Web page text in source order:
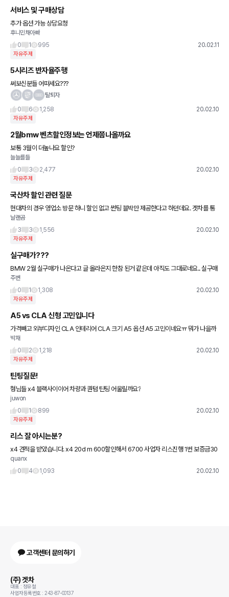
서비스 및 구매상담
추가 옵션 가능 상담요청
후니민채아빠
0
1 995 20.02.11
자유주제
5시리즈 반자율주행
써보신분들 어떠세요???
탈퇴자
0
6 1,258 20.02.10
자유주제
2월bmw 벤츠할인정보는 언제쯤나올까요
보통 3월이 더높나요 할인?
늘늘를들
0
3 2,477 20.02.10
자유주제
국산차 할인 관련 질문
현대차의 경우 영업소 방문 하니 할인 없고 썬팅 블박만 제공한다고 하던데요. 겟차를 통
해 구매시 썬팅 블박해주고 2\% 할인 해주는 건가요. 아님 할인해 주니 용품 지원은 없는
건
날랜곰
3
3 1,556 20.02.10
자유주제
실구매가???
BMW 2월 실구매가 나온다고 글 올라온지 한참 된거 같은데 아직도 그대로네요.. 실구매
가 나오는 시기 가 매월 10일 이후 이면 그렇게 공지 하면 될텐데... 2월 초부터 취합중이
고 더군다나 3일
주변
0
1 1,308 20.02.10
자유주제
A5 vs CLA 신형 고민입니다
가격빼고 외부디자인 CLA 인테리어 CLA 크기 A5 옵션 A5 고민이네요ㅠ 뭐가 나을까
요
박재
0
2 1,218 20.02.10
자유주제
틴팅질문!
형님들 x4 블랙사이이어 차량과 퀀텀 틴팅 어울릴까요?
juwon
0
1 899 20.02.10
자유주제
리스 잘 아시는분?
x4 견적을 받았습니다. x4 20d m 600할인해서 6700 사업자 리스진행 1번 보증금30
잔존30 60개월 월 리스료 973,756 총금액 78,567,390 5년 이자가 약 700
quanx
0
4 1,093 20.02.10
고객센터 문의하기
(주) 겟차
대표 : 정유철
사업자등록번호 : 243-87-00137